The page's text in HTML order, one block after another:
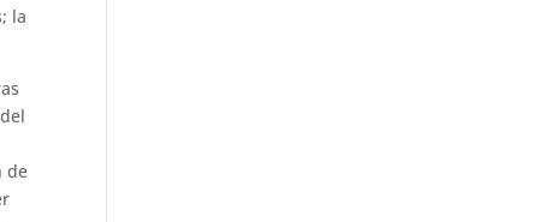
la
de